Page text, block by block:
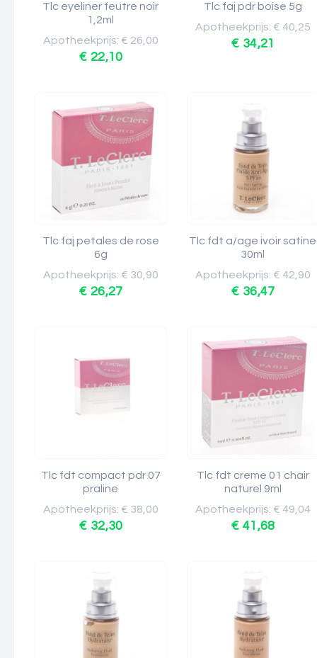
Tlc eyeliner feutre noir
1,2ml
Apotheekprijs: € 26,00
€ 22,10
Tlc faj pdr boise 5g
Apotheekprijs: € 40,25
€ 34,21
Tlc faj petales de rose
6g
Apotheekprijs: € 30,90
€ 26,27
Tlc fdt a/age ivoir satine
30ml
Apotheekprijs: € 42,90
€ 36,47
Tlc fdt compact pdr 07
praline
Apotheekprijs: € 38,00
€ 32,30
Tlc fdt creme 01 chair
naturel 9ml
Apotheekprijs: € 49,04
€ 41,68